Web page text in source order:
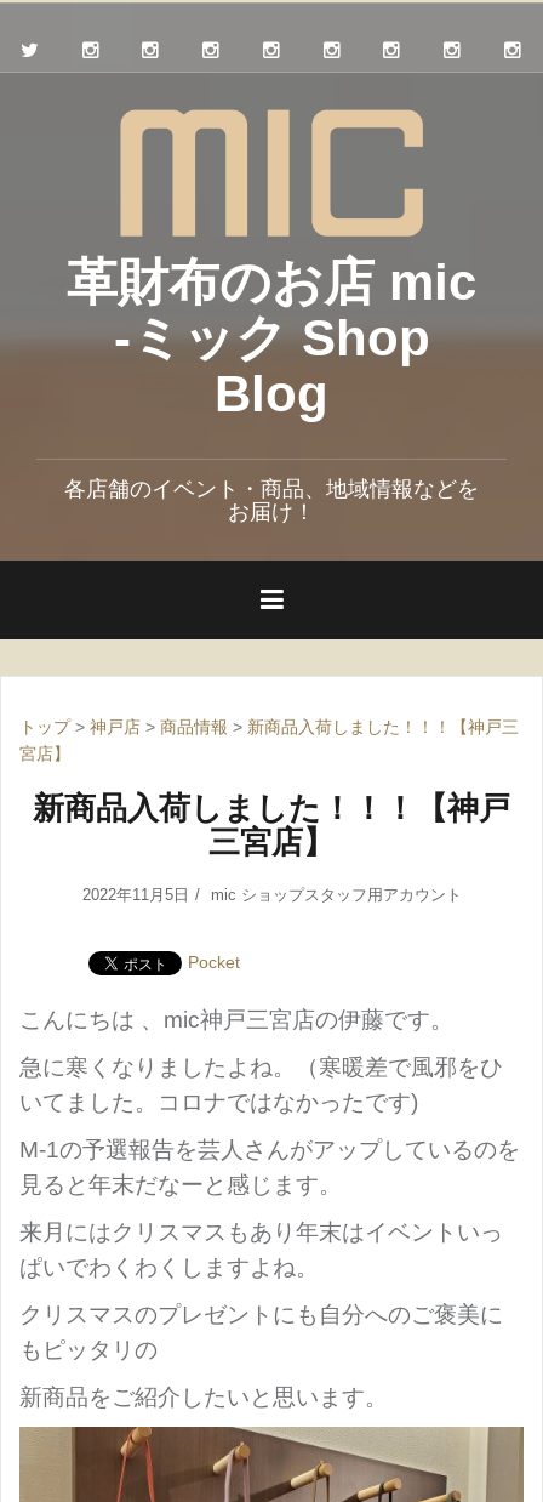
革財布のお店 mic
-ミック Shop
Blog
各店舗のイベント・商品、地域情報などを
お届け！
トップ> 神戸店 > 商品情報 > 新商品入荷しました！！！【神戸三
宮店】
新商品入荷しました！！！【神戸
三宮店】
2022年11月5日 mic ショップスタッフ用アカウント
Pocket
こんにちは 、mic神戸三宮店の伊藤です。
急に寒くなりましたよね。
（寒暖差で風邪をひ
いてました。コロナではなかったです)
M-1の予選報告を芸人さんがアップしているのを
見ると年末だなーと感じます。
来月にはクリスマスもあり年末はイベントいっ
ぱいでわくわくしますよね。
クリスマスのプレゼントにも自分へのご褒美に
もピッタリの
新商品をご紹介したいと思います。